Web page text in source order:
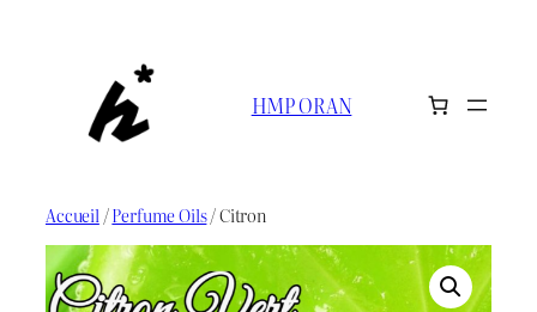
HMP ORAN
Accueil /Perfume Oils/ Citron